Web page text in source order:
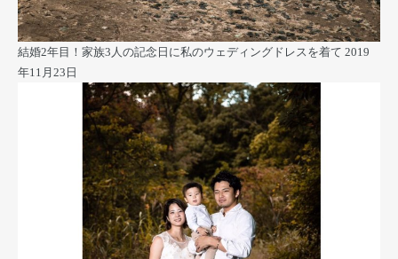
結婚2年目！家族3人の記念日に私のウェディングドレスを着て 2019
年11月23日